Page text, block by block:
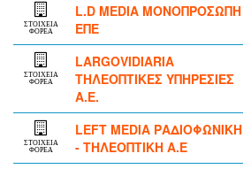
ΣΤΟΙΧΕΙΑ
ΦΟΡΕΑ
L.D MEDIA ΜΟΝΟΠΡΟΣΩΠΗ
ΕΠΕ
ΣΤΟΙΧΕΙΑ
ΦΟΡΕΑ
LARGOVIDIARIA
ΤΗΛΕΟΠΤΙΚΕΣ ΥΠΗΡΕΣΙΕΣ
Α.Ε.
ΣΤΟΙΧΕΙΑ
ΦΟΡΕΑ
LEFT MEDIA ΡΑΔΙΟΦΩΝΙΚΗ
- ΤΗΛΕΟΠΤΙΚΗ Α.Ε